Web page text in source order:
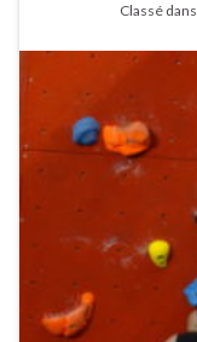
Classé dans